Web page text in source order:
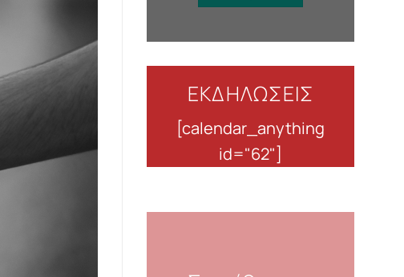
ΕΚΔΗΛΩΣΕΙΣ
[calendar_anything
id="62"]